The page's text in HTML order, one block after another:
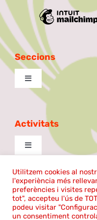
Seccions
Toggle
Navigation
Excursionista
Taula de Debat
La Patilla
Ball de plaça
Activitats
Toggle
Navigation
cantem
Aula de Teatre
©2024 | El Coro
Política de
Utilitzem cookies al
l'experiència més
preferències i visites
tot", accepteu l'ús de
podeu visitar
un consentiment